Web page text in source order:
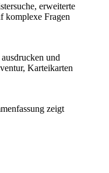
erweiterte
komplexe Fragen
und
Karteikarten
zeigt